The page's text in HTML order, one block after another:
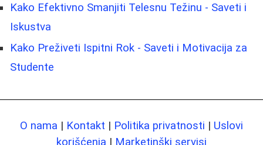
Kako Efektivno Smanjiti Telesnu Težinu - Saveti i
Iskustva
Kako Preživeti Ispitni Rok - Saveti i Motivacija za
Studente
O nama | Kontakt | Politika privatnosti | Uslovi
korišćenja | Marketinški servisi